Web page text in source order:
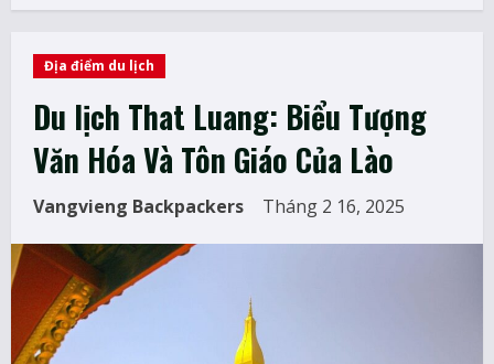
Địa điểm du lịch
Du lịch That Luang: Biểu Tượng
Văn Hóa Và Tôn Giáo Của Lào
Vangvieng Backpackers Tháng 2 16, 2025